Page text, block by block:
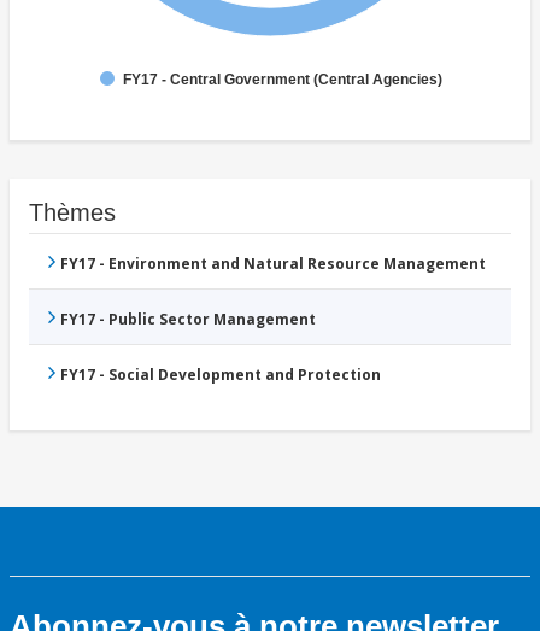
FY17 - Central Government (Central Agencies)
Thèmes
FY17 - Environment and Natural Resource Management
FY17 - Public Sector Management
FY17 - Social Development and Protection